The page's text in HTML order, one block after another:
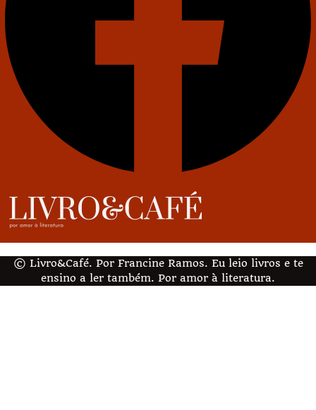
© Livro&Café. Por Francine Ramos. Eu leio livros e te
ensino a ler também. Por amor à literatura.